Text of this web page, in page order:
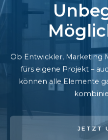
Ob Entwickler, Marketing
fürs eigene Projekt –
können alle Elemente
JETZT